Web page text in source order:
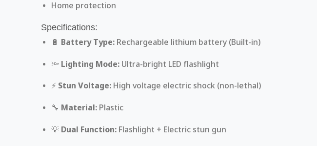
Home protection
Specifications:
🔋 Battery Type:Rechargeable lithium battery (Built-in)
🔦 Lighting Mode:Ultra-bright LED flashlight
⚡ Stun Voltage:High voltage electric shock (non-lethal)
🔧 Material:Plastic
💡 Dual Function:Flashlight + Electric stun gun